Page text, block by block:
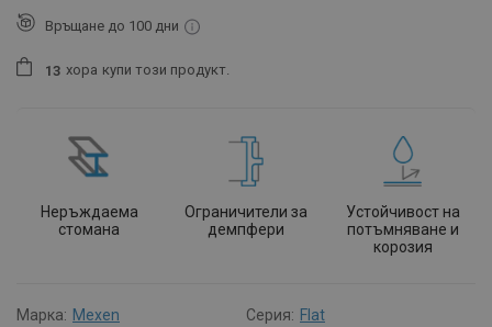
Връщане до 100 дни
1 3 хора купи този продукт.
Неръждаема
стомана
Ограничители за
демпфери
Устойчивост на
потъмняване и
корозия
Марка: Mexen Серия: Flat